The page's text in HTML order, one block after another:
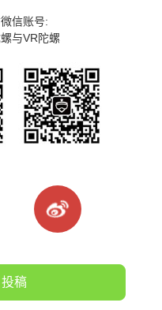
信账号:
与VR陀螺
投稿